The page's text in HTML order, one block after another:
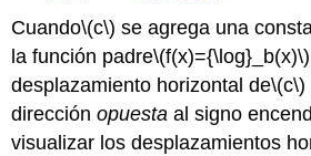
Cuando\(c\) se agrega una
la función padre\(f(x)={\log}_b(x)\)
desplazamiento horizontal de\(c\)
direcciónopuesta al signo
visualizar los desplazamientos